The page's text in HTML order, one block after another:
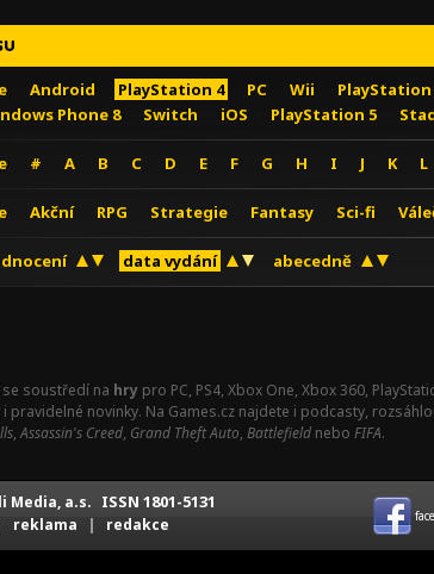
Android PlayStation 4 PC Wii PlayStation
Phone 8
Switch iOS PlayStation 5
# A B C D E F G H I J K L
Akční RPG Strategie Fantasy Sci-fi
data vydání abecedně
se soustředí na hry pro PC, PS4, Xbox One, Xbox 360,
pravidelné novinky. Na Games.cz najdete i podcasty,
,Assassin's Creed, Grand Theft Auto, Battlefield nebo FIFA.
Media, a.s. ISSN 1801-5131
reklama | redakce